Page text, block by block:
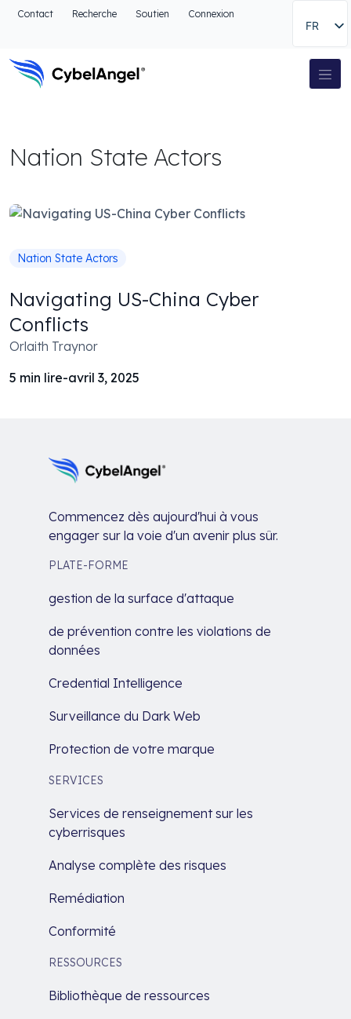
Aller à l'en-tête
Aller à la recherche
Aller au pied de page
Contact Recherche Soutien Connexion
FR
Navigation principale
Nation State Actors
Nation State Actors
Navigating US-China Cyber
Conflicts
Orlaith Traynor
5 min lire-avril 3, 2025
Commencez dès aujourd'hui à vous
engager sur la voie d'un avenir plus sûr.
PLATE-FORME
gestion de la surface d'attaque
de prévention contre les violations de
données
Credential Intelligence
Surveillance du Dark Web
Protection de votre marque
SERVICES
Services de renseignement sur les
cyberrisques
Analyse complète des risques
Remédiation
Conformité
RESSOURCES
Bibliothèque de ressources